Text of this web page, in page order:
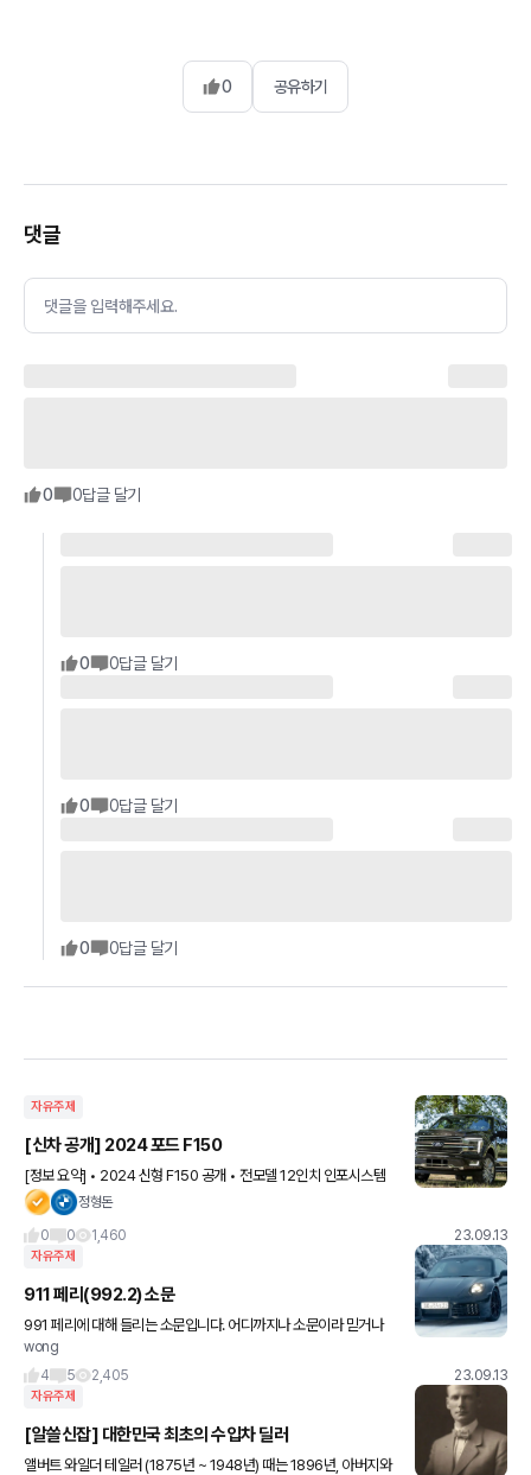
0 공유하기
댓글
댓글을 입력해주세요.
0 0답글 달기
0 0답글 달기
0 0답글 달기
0 0답글 달기
자유주제
[신차 공개] 2024 포드 F150
[정보 요약] • 2024 신형 F150 공개 • 전모델 12인치 인포시스템
탑재 • 프로액세스 테일게이트 적용 (사진 참조) • V6 3.5L 하이브
정형돈
0
0 1,460 23.09.13
자유주제
911 페리(992.2) 소문
991 페리에 대해 들리는 소문입니다. 어디까지나 소문이라 믿거나
말거나 입니다 - 하이브리드 적용 거의 확실시 된 부분이라 미션에 모
wong
4
5 2,405 23.09.13
자유주제
[알쓸신잡] 대한민국 최초의 수입차 딜러
앨버트 와일더 테일러 (1875년 ~ 1948년) 때는 1896년, 아버지와